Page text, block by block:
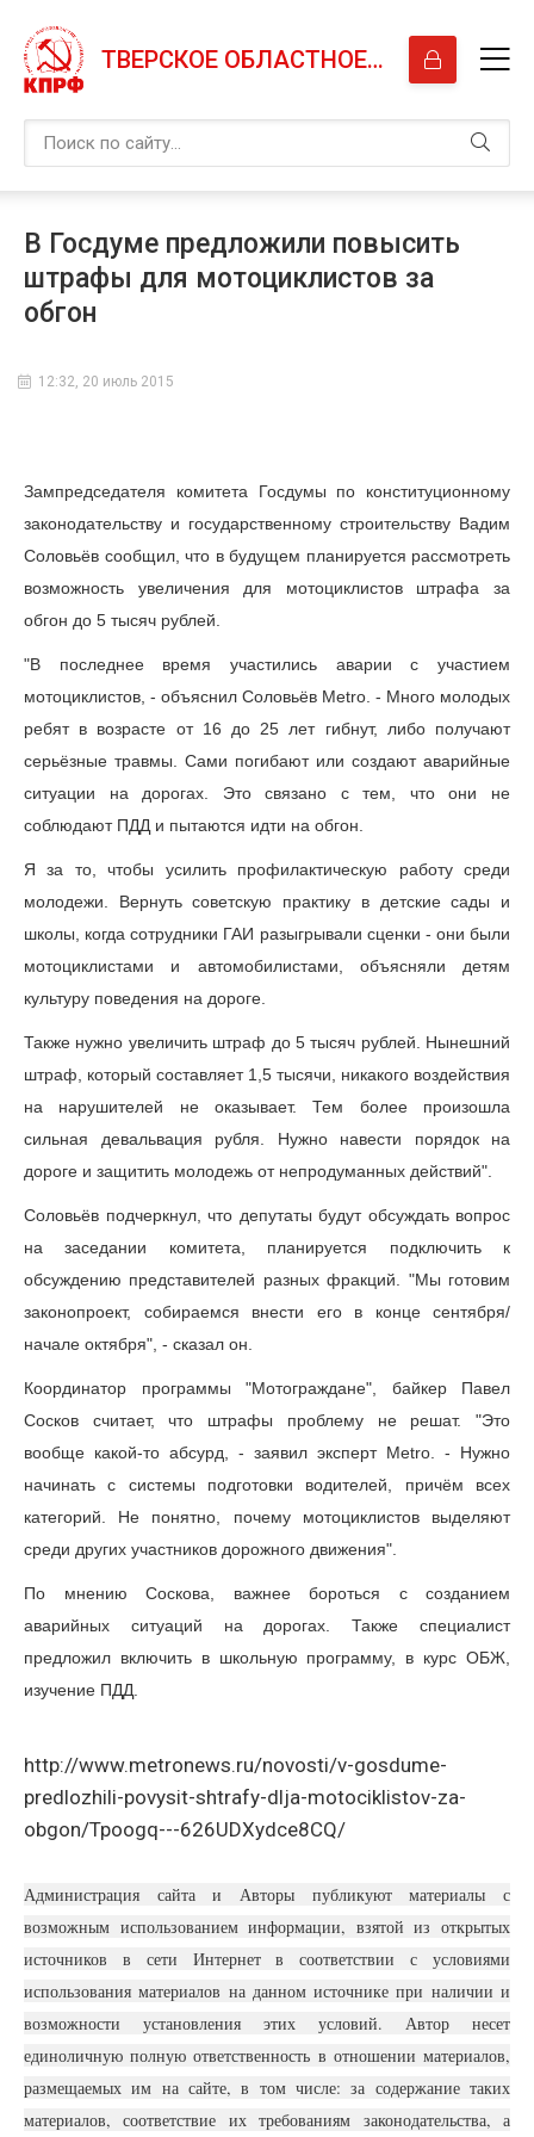
ТВЕРСКОЕ ОБЛАСТНОЕ ОТДЕЛЕНИЕ КПРФ
В Госдуме предложили повысить
штрафы для мотоциклистов за
обгон
12:32, 20 июль 2015
Зампредседателя комитета Госдумы по конституционному
законодательству и государственному строительству Вадим
Соловьёв сообщил, что в будущем планируется рассмотреть
возможность увеличения для мотоциклистов штрафа за
обгон до 5 тысяч рублей.
"В последнее время участились аварии с участием
мотоциклистов, - объяснил Соловьёв Metro. - Много молодых
ребят в возрасте от 16 до 25 лет гибнут, либо получают
серьёзные травмы. Сами погибают или создают аварийные
ситуации на дорогах. Это связано с тем, что они не
соблюдают ПДД и пытаются идти на обгон.
Я за то, чтобы усилить профилактическую работу среди
молодежи. Вернуть советскую практику в детские сады и
школы, когда сотрудники ГАИ разыгрывали сценки - они были
мотоциклистами и автомобилистами, объясняли детям
культуру поведения на дороге.
Также нужно увеличить штраф до 5 тысяч рублей. Нынешний
штраф, который составляет 1,5 тысячи, никакого воздействия
на нарушителей не оказывает. Тем более произошла
сильная девальвация рубля. Нужно навести порядок на
дороге и защитить молодежь от непродуманных действий".
Соловьёв подчеркнул, что депутаты будут обсуждать вопрос
на заседании комитета, планируется подключить к
обсуждению представителей разных фракций. "Мы готовим
законопроект, собираемся внести его в конце сентября/
начале октября", - сказал он.
Координатор программы "Мотограждане", байкер Павел
Сосков считает, что штрафы проблему не решат. "Это
вообще какой-то абсурд, - заявил эксперт Metro. - Нужно
начинать с системы подготовки водителей, причём всех
категорий. Не понятно, почему мотоциклистов выделяют
среди других участников дорожного движения".
По мнению Соскова, важнее бороться с созданием
аварийных ситуаций на дорогах. Также специалист
предложил включить в школьную программу, в курс ОБЖ,
изучение ПДД.
http://www.metronews.ru/novosti/v-gosdume-
predlozhili-povysit-shtrafy-dlja-motociklistov-za-
obgon/Tpoogq---626UDXydce8CQ/
Администрация сайта и Авторы публикуют материалы с
возможным использованием информации, взятой из открытых
источников в сети Интернет в соответствии с условиями
использования материалов на данном источнике при наличии и
возможности установления этих условий. Автор несет
единоличную полную ответственность в отношении материалов,
размещаемых им на сайте, в том числе: за содержание таких
материалов, соответствие их требованиям законодательства, а